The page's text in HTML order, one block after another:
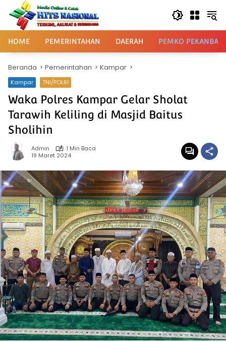
Langsung
konten
HOME PEMERINTAHAN DAERAH PEMKO
Beranda Pemerintahan Kampar
Kampar TNI/POLRI
Waka Polres Kampar Gelar Sholat
Tarawih Keliling di Masjid Baitus
Sholihin
Admin
1 Min Baca
19 Maret 2024